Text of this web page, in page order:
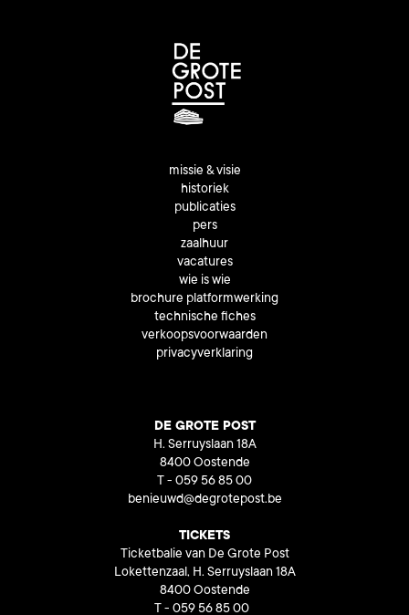
missie & visie
historiek
publicaties
pers
zaalhuur
vacatures
wie is wie
brochure platformwerking
technische fiches
verkoopsvoorwaarden
privacyverklaring
DE GROTE POST
H. Serruyslaan 18A
8400 Oostende
T - 059 56 85 00
benieuwd@degrotepost.be
TICKETS
Ticketbalie van De Grote Post
Lokettenzaal, H. Serruyslaan 18A
8400 Oostende
T - 059 56 85 00